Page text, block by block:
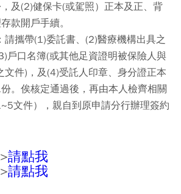
及(2)健保卡(或駕照）正本及正、背
款開戶手續。
請攜帶(1)委託書、(2)醫療機構出具之
戶口名簿(或其他足資證明被保險人與
文件)，及(4)受託人印章、身分證正本
。俟核定通過後，再由本人檢齊相關
文件），親自到原申請分行辦理簽約
請點我
請點我